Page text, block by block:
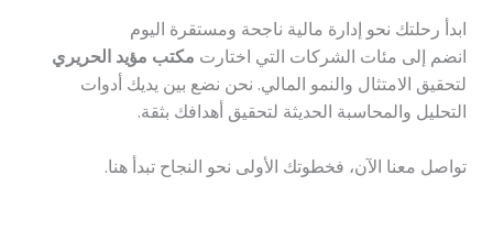
ابدأ رحلتك نحو إدارة مالية ناجحة ومستقرة اليوم
انضم إلى مئات الشركات التي اختارت مكتب مؤيد الحريري
لتحقيق الامتثال والنمو المالي. نحن نضع بين يديك أدوات
التحليل والمحاسبة الحديثة لتحقيق أهدافك بثقة.
تواصل معنا الآن، فخطوتك الأولى نحو النجاح تبدأ هنا.